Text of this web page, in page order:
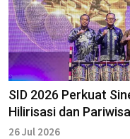
SID 2026 Perkuat
Hilirisasi dan
26 Jul 2026